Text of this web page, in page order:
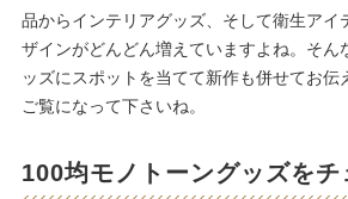
品からインテリアグッズ、そして衛生アイ
ザインがどんどん増えていますよね。そん
ッズにスポットを当てて新作も併せてお伝
ご覧になって下さいね。
100均モノトーングッズをチ